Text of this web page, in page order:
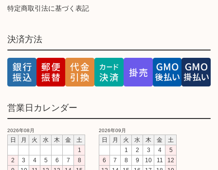
特定商取引法に基づく表記
決済方法
営業日カレンダー
2026年08月
日 月 火 水 木 金
土
1
2
3 4 5 6 7
8
2026年09月
日 月 火 水 木 金
土
1
2 3 4
5
6
7 8 9 10 11
12